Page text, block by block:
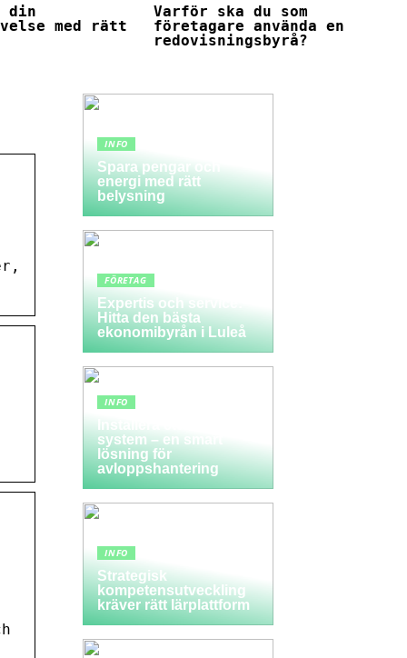
din
med rätt
Varför ska du som
företagare använda en
redovisningsbyrå?
INFO
Spara pengar och
energi med rätt
belysning
FÖRETAG
Expertis och service:
Hitta den bästa
ekonomibyrån i Luleå
INFO
Installera ett LTA-
system – en smart
lösning för
avloppshantering
INFO
Strategisk
kompetensutveckling
kräver rätt lärplattform